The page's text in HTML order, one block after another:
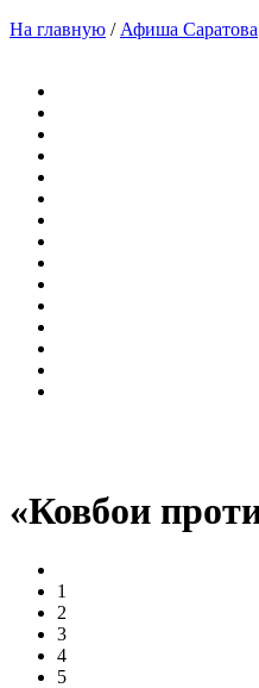
На главную / Афиша Саратова
«Ковбои
1
2
3
4
5